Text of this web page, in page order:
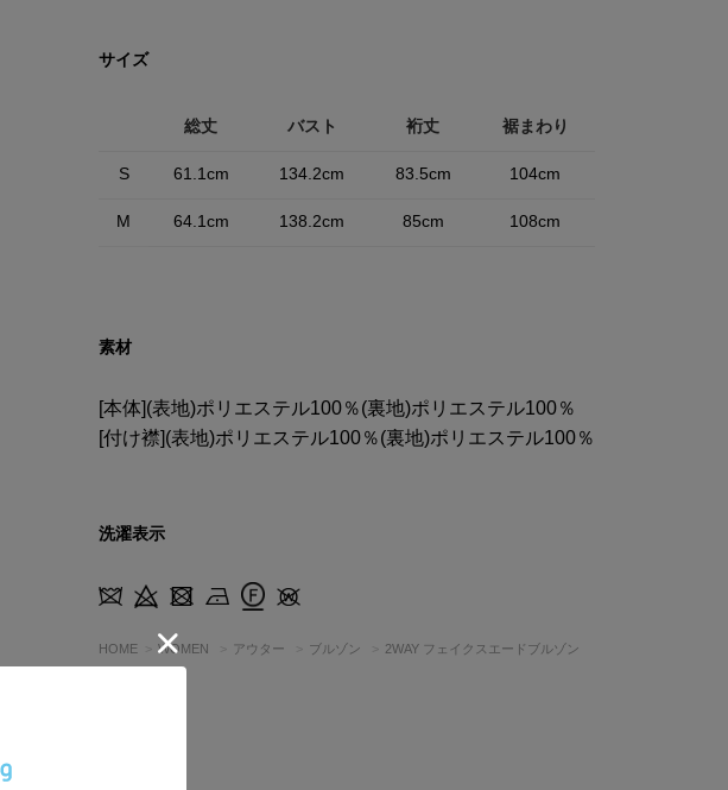
サイズ
総丈 バスト 裄丈 裾まわり
S 61.1cm 134.2cm 83.5cm 104cm
M 64.1cm 138.2cm 85cm 108cm
素材
[本体](表地)ポリエステル100％(裏地)ポリエステル100％
[付け襟](表地)ポリエステル100％(裏地)ポリエステル100％
洗濯表示
HOME WOMEN アウター ブルゾン 2WAY フェイクスエードブルゾン